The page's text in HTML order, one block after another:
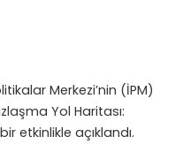
Merkezi’nin (İPM)
Yol Haritası:
etkinlikle açıklandı.